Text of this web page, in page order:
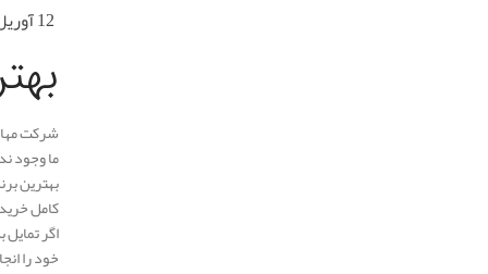
12 آوریل 2024
شرکت
ما وجود
بهترین
کامل
اگر
خود را